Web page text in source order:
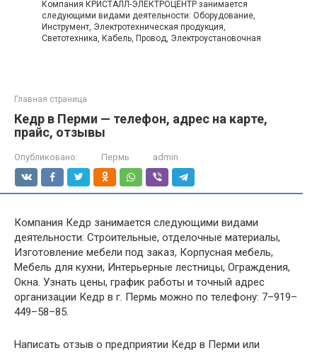
Компания КРИСТАЛЛ-ЭЛЕКТРОЦЕНТР занимается
следующими видами деятельности: Оборудование,
Инструмент, Электротехническая продукция,
Светотехника, Кабель, Провод, Электроустановочная
Главная страница
Кедр в Перми — телефон, адрес на карте,
прайс, отзывы
Опубликовано: Пермь admin
Компания Кедр занимается следующими видами
деятельности: Строительные, отделочные материалы,
Изготовление мебели под заказ, Корпусная мебель,
Мебель для кухни, Интерьерные лестницы, Ограждения,
Окна. Узнать цены, график работы и точный адрес
организации Кедр в г. Пермь можно по телефону: 7–919–
449–58–85.
Написать отзыв о предприятии Кедр в Перми или